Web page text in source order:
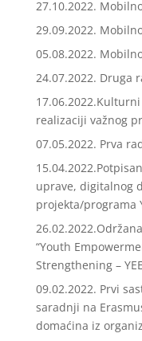
27.10.2022.
29.09.2022.
05.08.2022.
24.07.2022. Druga
realizaciji važnog
07.05.2022. Prva
uprave, digitalnog
projekta/programa
“Youth
Strengthening –
09.02.2022. Prvi
saradnji na
domaćina iz